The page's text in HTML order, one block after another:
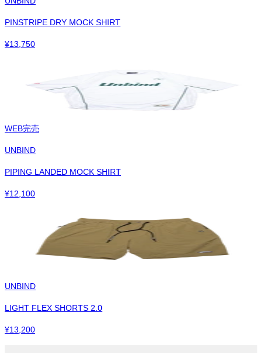
PINSTRIPE DRY MOCK SHIRT
¥13,750
WEB完売
UNBIND
PIPING LANDED MOCK SHIRT
¥12,100
UNBIND
LIGHT FLEX SHORTS 2.0
¥13,200